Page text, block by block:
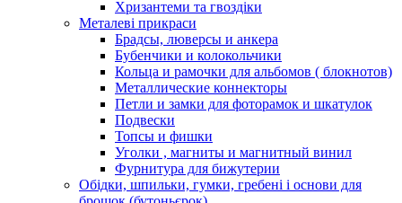
Хризантеми та гвоздіки
Металеві прикраси
Брадсы, люверсы и анкера
Бубенчики и колокольчики
Кольца и рамочки для альбомов ( блокнотов)
Металлические коннекторы
Петли и замки для фоторамок и шкатулок
Подвески
Топсы и фишки
Уголки , магниты и магнитный винил
Фурнитура для бижутерии
Обідки, шпильки, гумки, гребені і основи для